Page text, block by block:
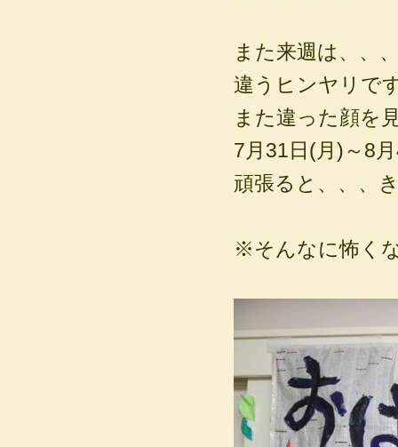
また来週は、、
違うヒンヤリで
また違った顔を
7月31日(月)～8
頑張ると、、、
※そんなに怖く